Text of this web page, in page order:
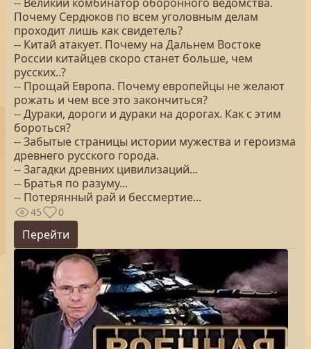
Почему Сердюков по всем уголовным делам
проходит лишь как свидетель?
-- Китай атакует. Почему на Дальнем Востоке
России китайцев скоро станет больше, чем
русских..?
-- Прощай Европа. Почему европейцы не желают
рожать и чем все это закончиться?
-- Дураки, дороги и дураки на дорогах. Как с этим
бороться?
-- Забытые страницы истории мужества и героизма
древнего русского города.
-- Загадки древних цивилизаций...
-- Братья по разуму...
-- Потерянный рай и бессмертие...
45 0
Перейти